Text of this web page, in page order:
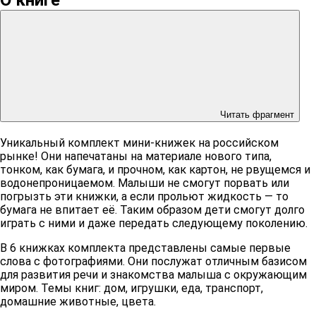
Читать фрагмент
Уникальный комплект мини-книжек на российском
рынке! Они напечатаны на материале нового типа,
тонком, как бумага, и прочном, как картон, не рвущемся и
водонепроницаемом. Малыши не смогут порвать или
погрызть эти книжки, а если прольют жидкость — то
бумага не впитает её. Таким образом дети смогут долго
играть с ними и даже передать следующему поколению.
В 6 книжках комплекта представлены самые первые
слова с фотографиями. Они послужат отличным базисом
для развития речи и знакомства малыша с окружающим
миром. Темы книг: дом, игрушки, еда, транспорт,
домашние животные, цвета.